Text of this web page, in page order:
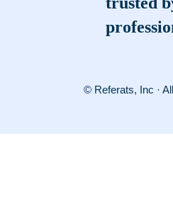
© Referats, Inc ·